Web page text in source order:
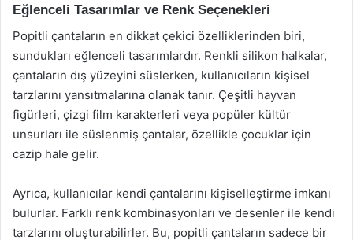
Eğlenceli Tasarımlar ve Renk Seçenekleri
Popitli çantaların en dikkat çekici özelliklerinden biri,
sundukları eğlenceli tasarımlardır. Renkli silikon halkalar,
çantaların dış yüzeyini süslerken, kullanıcıların kişisel
tarzlarını yansıtmalarına olanak tanır. Çeşitli hayvan
figürleri, çizgi film karakterleri veya popüler kültür
unsurları ile süslenmiş çantalar, özellikle çocuklar için
cazip hale gelir.
Ayrıca, kullanıcılar kendi çantalarını kişiselleştirme imkanı
bulurlar. Farklı renk kombinasyonları ve desenler ile kendi
tarzlarını oluşturabilirler. Bu, popitli çantaların sadece bir